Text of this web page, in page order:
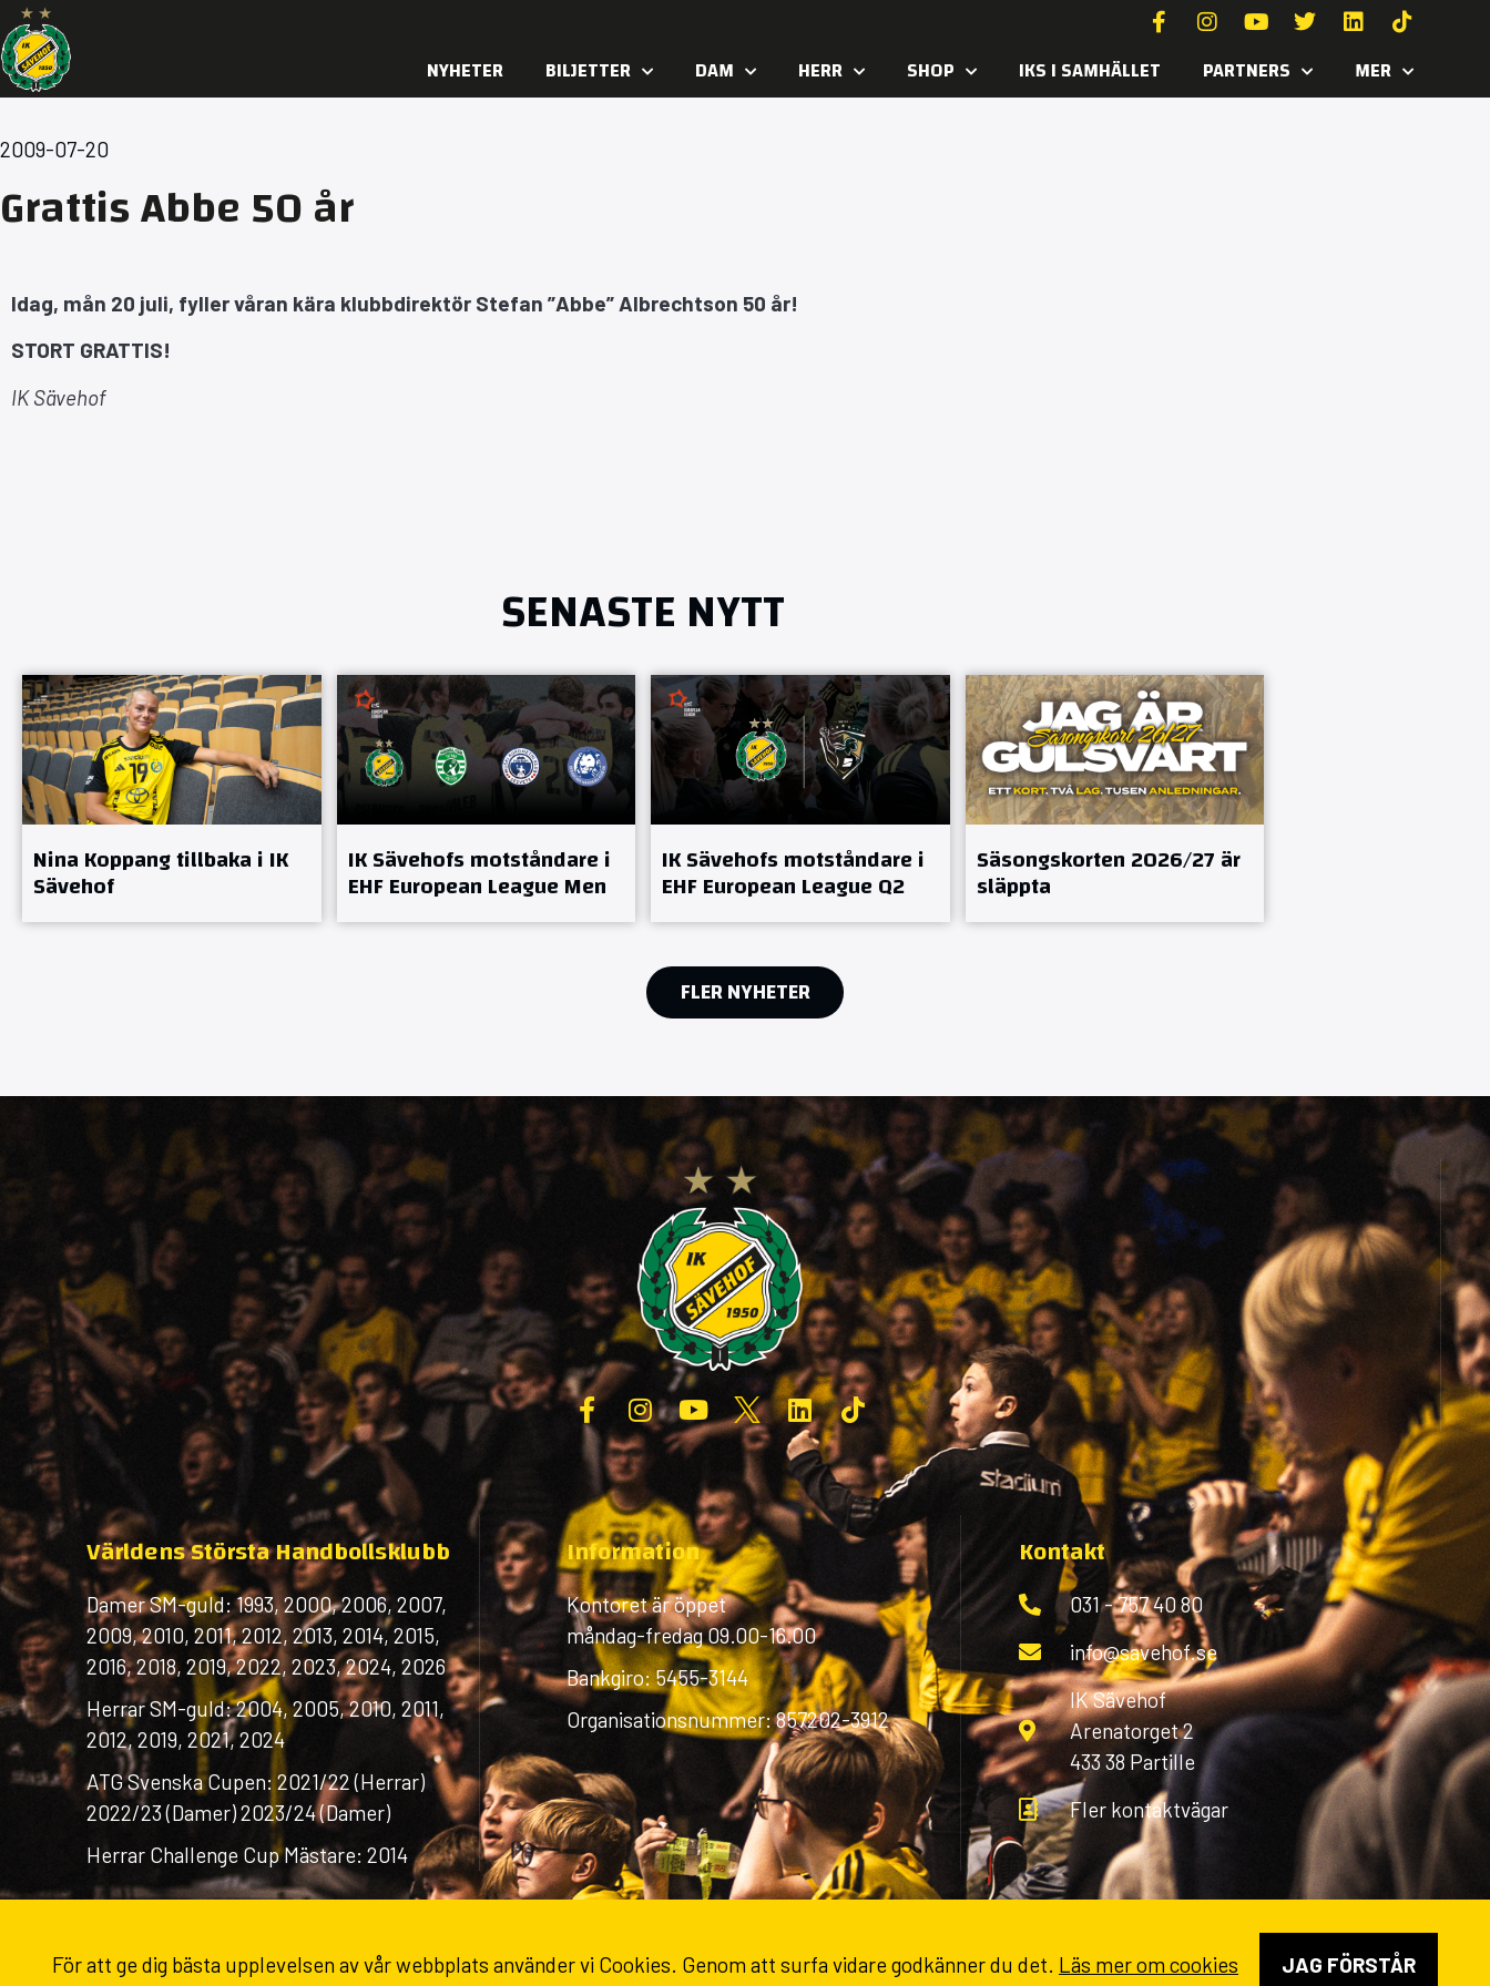
NYHETER BILJETTER DAM HERR SHOP IKS I SAMHÄLLET PARTNERS MER
2009-07-20
Grattis Abbe 50 år
Idag, mån 20 juli, fyller våran kära klubbdirektör Stefan ”Abbe” Albrechtson 50 år!
STORT GRATTIS!
IK Sävehof
SENASTE NYTT
Nina Koppang tillbaka i IK
Sävehof
IK Sävehofs motståndare i
EHF European League Men
IK Sävehofs motståndare i
EHF European League Q2
Säsongskorten 2026/27 är
släppta
FLER NYHETER
Världens Största Handbollsklubb
Damer SM-guld: 1993, 2000, 2006, 2007,
2009, 2010, 2011, 2012, 2013, 2014, 2015,
2016, 2018, 2019, 2022, 2023, 2024, 2026
Herrar SM-guld: 2004, 2005, 2010, 2011,
2012, 2019, 2021, 2024
ATG Svenska Cupen: 2021/22 (Herrar)
2022/23 (Damer) 2023/24 (Damer)
Herrar Challenge Cup Mästare: 2014
Information
Kontoret är öppet
måndag-fredag 09.00-16.00
Bankgiro: 5455-3144
Organisationsnummer: 857202-3912
Kontakt
031 - 757 40 80
info@savehof.se
IK Sävehof
Arenatorget 2
433 38 Partille
Fler kontaktvägar
För att ge dig bästa upplevelsen av vår webbplats använder vi Cookies. Genom att surfa vidare godkänner du det. Läs mer om cookies JAG FÖRSTÅR